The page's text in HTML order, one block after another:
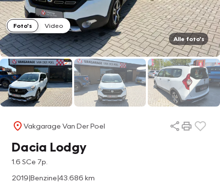
Foto's
Video
Alle foto's
Vakgarage Van Der Poel
Dacia Lodgy
1.6 SCe 7p.
2019|Benzine|43.686 km